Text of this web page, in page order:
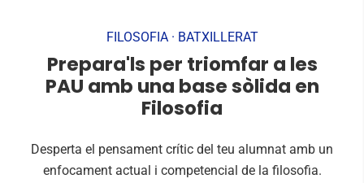
FILOSOFIA · BATXILLERAT
Prepara'ls per triomfar a les
PAU amb una base sòlida en
Filosofia
Desperta el pensament crític del teu alumnat amb un
enfocament actual i competencial de la filosofia.